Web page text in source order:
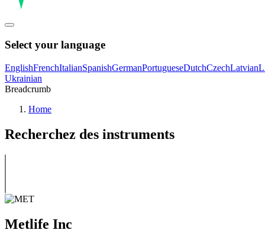
Select your language
EnglishFrenchItalianSpanishGermanPortugueseDutchCzechLatvian
Ukrainian
Breadcrumb
Home
Recherchez des instruments
Metlife Inc